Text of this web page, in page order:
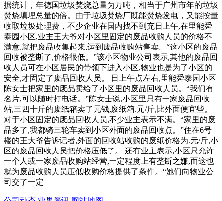
据统计，年德国垃圾焚烧总量为万吨，相当于广州市年的垃圾
焚烧填埋总量的倍。由于垃圾焚烧厂既能焚烧发电，又能按量
收取垃圾处理费，不少企业在国内找不到充日上午,在里能舜
泰园小区,业主王大爷对小区里固定的废品收购人员的价格不
满意,就把废品收集起来,运到废品收购站售卖。“这小区的废品
回收被垄断了,价格很低。”该小区物业公司表示,其他的废品回
收人员可在小区居民的带领下进入小区,物业也是为了小区的
安全,才固定了废品回收人员。 日上午点左右,里能舜泰园小区
陈女士把家里的废品卖给了小区里的废品回收人员。“我们有
名片,可以随时打电话。”陈女士说,小区里只有一家废品回收
站,三四十斤的废纸箱卖了元钱,废纸箱.元/斤,比外面便宜些。
对于小区固定的废品回收人员,不少业主表示不满。“家里的废
品多了,我都骑三轮车卖到小区外面的废品回收点。”住在6号
楼的王大爷告诉记者,外面的回收站收购的废纸价格为.元/斤,小
区的废品回收人员把价格压低了。 还有业主表示,小区只允许
一个人或一家废品收购站经营,一定程度上有垄断之嫌,而这也
就为废品收购人员压低收购价格提供了条件。“她们向物业公
司交了一定